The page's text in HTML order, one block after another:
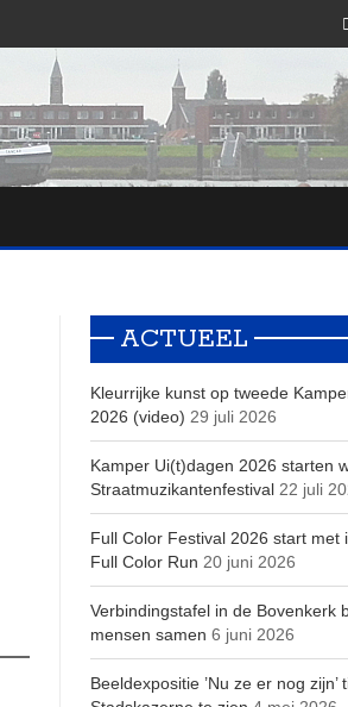
ACTUEEL
Kleurrijke kunst op tweede
2026 (video) 29 juli 2026
Kamper Ui(t)dagen 2026 starten
Straatmuzikantenfestival 22 juli
Full Color Festival 2026 start met
Full Color Run 20 juni 2026
Verbindingstafel in de Bovenkerk
mensen samen 6 juni 2026
Beeldexpositie ’Nu ze er nog zijn’